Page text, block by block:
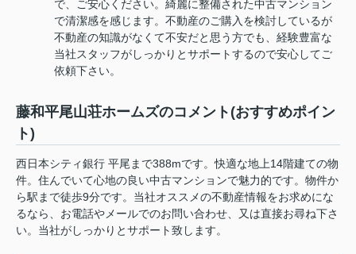
で、ご安心ください。綺麗に整備された中古マンション
で清潔感を感じます。不動産のご購入を検討しているが
不動産の知識がなくて不安だと思う方でも、経験豊富な
当社スタッフがしっかりとサポートするので安心してご
依頼下さい。
藤和平尾山荘ホームズのコメント(おすすめポイン
ト)
西日本シティ銀行 平尾まで388mです。快適な地上14階建ての物
件。住んでいて心地の良い中古マンションで魅力的です。物件か
ら駅まで徒歩9分です。当社オススメの不動産情報をお求めにな
るなら、お電話やメールでのお問い合わせ、又は直接お尋ね下さ
い。当社がしっかりとサポート致します。